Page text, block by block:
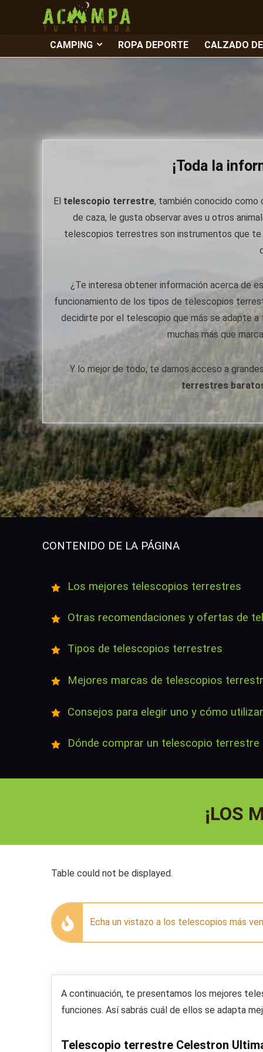
CAMPING ROPA DEPORTE CALZADO
¡Toda la
El telescopio terrestre, también conocido como
de caza, le gusta observar aves u otros
telescopios terrestres son instrumentos que te
¿Te interesa obtener información acerca de
funcionamiento de los tipos de telescopios
decidirte por el telescopio que más se adapte
muchas más que
Y lo mejor de todo, te damos acceso a
terrestres
CONTENIDO DE LA PÁGINA
Los mejores telescopios terrestres
Otras recomendaciones y ofertas de
Tipos de telescopios terrestres
Mejores marcas de telescopios
Consejos para elegir uno y cómo
Dónde comprar un telescopio terrestre
¡LOS
Table could not be displayed.
Echa un vistazo a los telescopios más
A continuación, te presentamos los mejores
funciones. Así sabrás cuál de ellos se adapta
Telescopio terrestre Celestron